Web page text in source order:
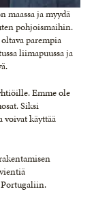
maassa ja myydä
pohjoismaihin.
parempia
liimapuussa ja
Emme ole
Siksi
voivat käyttää
Portugaliin.